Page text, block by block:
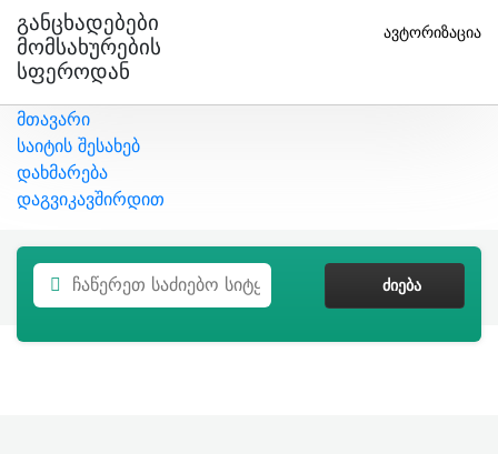
Განცხადებები
Მომსახურების
Სფეროდან
ავტორიზაცია
მთავარი
საიტის შესახებ
დახმარება
დაგვიკავშირდით
ᲫᲘᲔᲑᲐ